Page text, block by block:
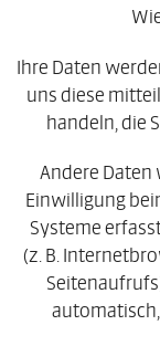
Ihre Daten
uns diese
handeln, die
Andere
Einwilligung
Systeme
(z. B.